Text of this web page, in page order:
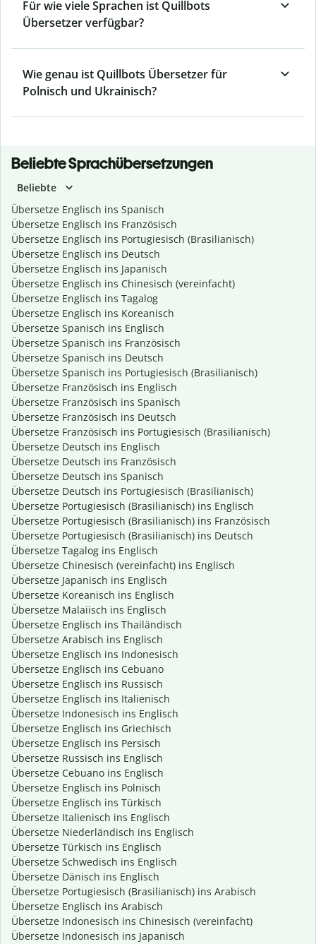
Für wie viele Sprachen ist Quillbots
Übersetzer verfügbar?
Wie genau ist Quillbots Übersetzer für
Polnisch und Ukrainisch?
Beliebte Sprachübersetzungen
Beliebte
Übersetze Englisch ins Spanisch
Übersetze Englisch ins Französisch
Übersetze Englisch ins Portugiesisch (Brasilianisch)
Übersetze Englisch ins Deutsch
Übersetze Englisch ins Japanisch
Übersetze Englisch ins Chinesisch (vereinfacht)
Übersetze Englisch ins Tagalog
Übersetze Englisch ins Koreanisch
Übersetze Spanisch ins Englisch
Übersetze Spanisch ins Französisch
Übersetze Spanisch ins Deutsch
Übersetze Spanisch ins Portugiesisch (Brasilianisch)
Übersetze Französisch ins Englisch
Übersetze Französisch ins Spanisch
Übersetze Französisch ins Deutsch
Übersetze Französisch ins Portugiesisch (Brasilianisch)
Übersetze Deutsch ins Englisch
Übersetze Deutsch ins Französisch
Übersetze Deutsch ins Spanisch
Übersetze Deutsch ins Portugiesisch (Brasilianisch)
Übersetze Portugiesisch (Brasilianisch) ins Englisch
Übersetze Portugiesisch (Brasilianisch) ins Französisch
Übersetze Portugiesisch (Brasilianisch) ins Deutsch
Übersetze Tagalog ins Englisch
Übersetze Chinesisch (vereinfacht) ins Englisch
Übersetze Japanisch ins Englisch
Übersetze Koreanisch ins Englisch
Übersetze Malaiisch ins Englisch
Übersetze Englisch ins Thailändisch
Übersetze Arabisch ins Englisch
Übersetze Englisch ins Indonesisch
Übersetze Englisch ins Cebuano
Übersetze Englisch ins Russisch
Übersetze Englisch ins Italienisch
Übersetze Indonesisch ins Englisch
Übersetze Englisch ins Griechisch
Übersetze Englisch ins Persisch
Übersetze Russisch ins Englisch
Übersetze Cebuano ins Englisch
Übersetze Englisch ins Polnisch
Übersetze Englisch ins Türkisch
Übersetze Italienisch ins Englisch
Übersetze Niederländisch ins Englisch
Übersetze Türkisch ins Englisch
Übersetze Schwedisch ins Englisch
Übersetze Dänisch ins Englisch
Übersetze Portugiesisch (Brasilianisch) ins Arabisch
Übersetze Englisch ins Arabisch
Übersetze Indonesisch ins Chinesisch (vereinfacht)
Übersetze Indonesisch ins Japanisch